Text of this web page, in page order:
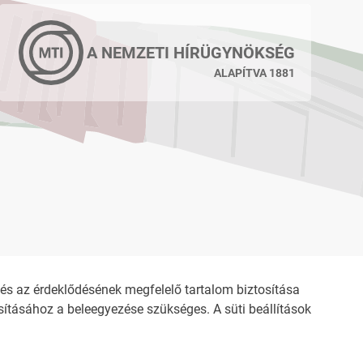
az érdeklődésének megfelelő tartalom biztosítása
a beleegyezése szükséges. A süti beállítások
A NEMZETI HÍRÜGYNÖKSÉG
ALAPÍTVA 1881